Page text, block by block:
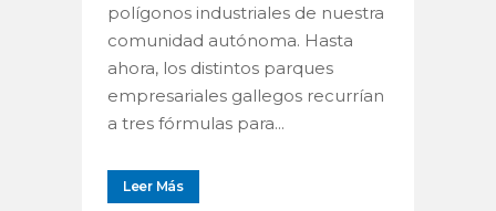
polígonos industriales de nuestra
comunidad autónoma. Hasta
ahora, los distintos parques
empresariales gallegos recurrían
a tres fórmulas para...
Leer Más